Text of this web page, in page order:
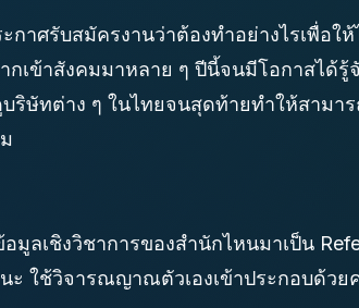
กาศรับสมัครงานว่าต้องทำอย่างไรเพื่อให้
กเข้าสังคมมาหลาย ๆ ปีนี้จนมีโอกาสได้
ริษัทต่าง ๆ ในไทยจนสุดท้ายทำให้สามา
อมูลเชิงวิชาการของสำนักไหนมาเป็น
ะ ใช้วิจารณญาณตัวเองเข้าประกอบด้วย